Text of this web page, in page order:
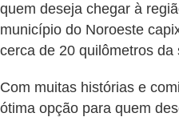
quem deseja chegar à
município do Noroeste
cerca de 20 quilômetros da
Com muitas histórias e
ótima opção para quem